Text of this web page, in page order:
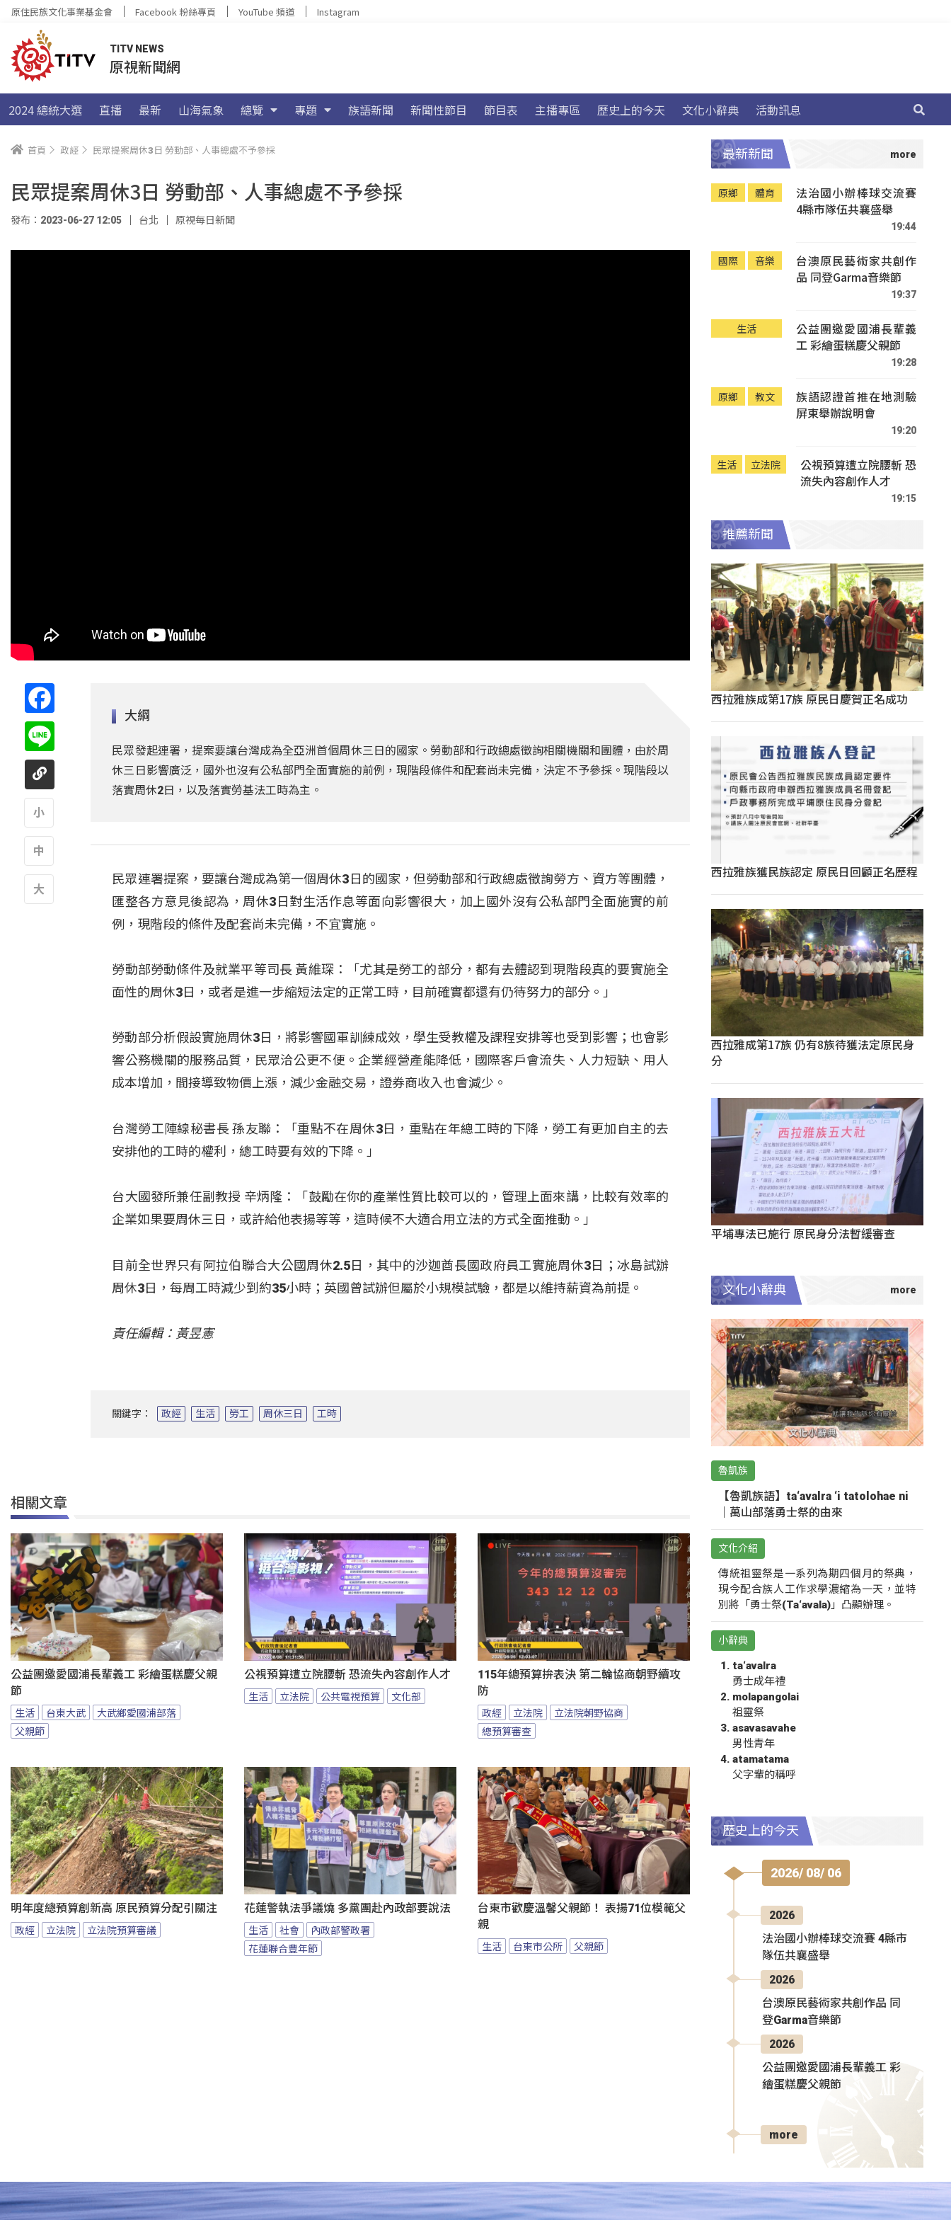
原住民族文化事業基金會 Facebook 粉絲專頁 YouTube 頻道 Instagram
TITV NEWS
原視新聞網
2024 總統大選 直播 最新 山海氣象 總覽 專題 族語新聞 新聞性節目 節目表 主播專區 歷史上的今天 文化小辭典 活動訊息
首頁 政經 民眾提案周休3日 勞動部、人事總處不予參採
民眾提案周休3日 勞動部、人事總處不予參採
發布：2023-06-27 12:05 台北 原視每日新聞
大綱
民眾發起連署，提案要讓台灣成為全亞洲首個周休三日的國家。勞動部和行政總處徵詢相關機關和團體，由於周
休三日影響廣泛，國外也沒有公私部門全面實施的前例，現階段條件和配套尚未完備，決定不予參採。現階段以
落實周休2日，以及落實勞基法工時為主。
民眾連署提案，要讓台灣成為第一個周休3日的國家，但勞動部和行政總處徵詢勞方、資方等團體，
匯整各方意見後認為，周休3日對生活作息等面向影響很大，加上國外沒有公私部門全面施實的前
例，現階段的條件及配套尚未完備，不宜實施。
勞動部勞動條件及就業平等司長 黃維琛：「尤其是勞工的部分，都有去體認到現階段真的要實施全
面性的周休3日，或者是進一步縮短法定的正常工時，目前確實都還有仍待努力的部分。」
勞動部分析假設實施周休3日，將影響國軍訓練成效，學生受教權及課程安排等也受到影響；也會影
響公務機關的服務品質，民眾洽公更不便。企業經營產能降低，國際客戶會流失、人力短缺、用人
成本增加，間接導致物價上漲，減少金融交易，證券商收入也會減少。
台灣勞工陣線秘書長 孫友聯：「重點不在周休3日，重點在年總工時的下降，勞工有更加自主的去
安排他的工時的權利，總工時要有效的下降。」
台大國發所兼任副教授 辛炳隆：「鼓勵在你的產業性質比較可以的，管理上面來講，比較有效率的
企業如果要周休三日，或許給他表揚等等，這時候不大適合用立法的方式全面推動。」
目前全世界只有阿拉伯聯合大公國周休2.5日，其中的沙迦酋長國政府員工實施周休3日；冰島試辦
周休3日，每周工時減少到約35小時；英國曾試辦但屬於小規模試驗，都是以維持薪資為前提。
責任編輯：黃昱憲
關鍵字： 政經 生活 勞工 周休三日 工時
相關文章
公益團邀愛國浦長輩義工 彩繪蛋糕慶父親
節
生活 台東大武
大武鄉愛國浦部落
父親節
公視預算遭立院腰斬 恐流失內容創作人才
生活 立法院 公共電視預算 文化部
115年總預算拚表決 第二輪協商朝野續攻
防
政經 立法院
立法院朝野協商
總預算審查
明年度總預算創新高 原民預算分配引關注
政經 立法院 立法院預算審議
花蓮警執法爭議燒 多黨團赴內政部要說法
生活 社會
內政部警政署
花蓮聯合豐年節
台東市歡慶溫馨父親節！ 表揚71位模範父
親
生活 台東市公所 父親節
最新新聞
原鄉 體育
法治國小辦棒球交流賽
4縣市隊伍共襄盛舉
19:44
國際 音樂
台澳原民藝術家共創作
品 同登Garma音樂節
19:37
生活
公益團邀愛國浦長輩義
工 彩繪蛋糕慶父親節
19:28
原鄉 教文
族語認證首推在地測驗
屏東舉辦說明會
19:20
生活 立法院
公視預算遭立院腰斬 恐
流失內容創作人才
19:15
推薦新聞
西拉雅族成第17族 原民日慶賀正名成功
西拉雅族獲民族認定 原民日回顧正名歷程
西拉雅成第17族 仍有8族待獲法定原民身
分
平埔專法已施行 原民身分法暫緩審查
文化小辭典
魯凱族
【魯凱族語】ta‘avalra ‘i tatolohae ni
｜萬山部落勇士祭的由來
文化介紹
傳統祖靈祭是一系列為期四個月的祭典，
現今配合族人工作求學濃縮為一天，並特
別將「勇士祭(Ta‘avala)」凸顯辦理。
小辭典
ta‘avalra
勇士成年禮
molapangolai
祖靈祭
asavasavahe
男性青年
atamatama
父字輩的稱呼
歷史上的今天
2026/ 08/ 06
2026
法治國小辦棒球交流賽 4縣市
隊伍共襄盛舉
2026
台澳原民藝術家共創作品 同
登Garma音樂節
2026
公益團邀愛國浦長輩義工 彩
繪蛋糕慶父親節
more